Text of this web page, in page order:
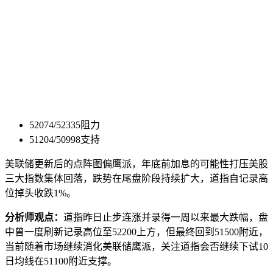
52074/52335阻力
51204/50998支持
美联储更新后的点阵图偏鹰派，年底前加息的可能性打压美股
三大指数集体回落，跌势在尾盘阶段持续扩大，道指自记录高
位掉头收跌1%。
分析师观点： 道指昨日止步连涨并录得一周以来最大跌幅，盘
中曾一度刷新记录高位至52200上方，但最终回到51500附近，
当前随着市场继续消化美联储鹰派，关注道指会否继续下试10
日均线在51100附近支撑。